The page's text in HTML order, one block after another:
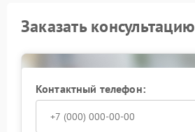
Заказать консультацию
Контактный телефон: